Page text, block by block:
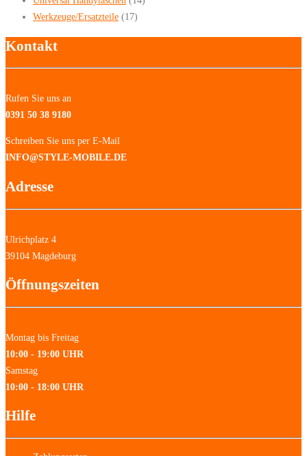
Werkzeuge/Ersatzteile (17)
Kontakt
Rufen Sie uns an
0391 50 38 9180
Schreiben Sie uns per E-Mail
INFO@STYLE-MOBILE.DE
Adresse
Ulrichplatz 4
39104 Magdeburg
Öffnungszeiten
Montag bis Freitag
10:00 - 19:00 UHR
Samstag
10:00 - 18:00 UHR
Hilfe